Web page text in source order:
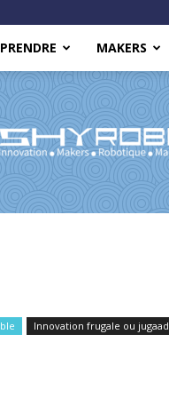
MAKERS
Innovation frugale ou jugaad